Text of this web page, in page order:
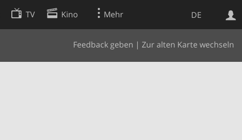
DE
TV Kino Mehr
Feedback geben | Zur alten Karte wechseln
Websuche